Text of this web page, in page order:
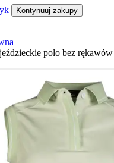
Kontynuuj zakupy
polo bez